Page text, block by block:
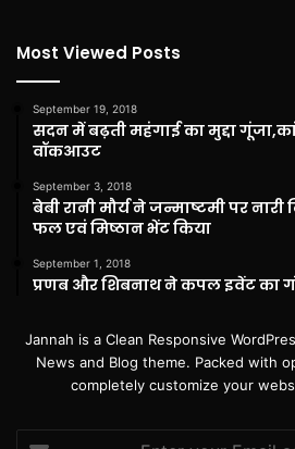
Most Viewed Posts
September 19, 2018
सदन में बढ़ती महंगाई का मुद्दा
वॉकआउट
September 3, 2018
बेबी रानी मौर्य ने जन्माष्टमी पर
फल एवं मिष्ठान भेंट किया
September 1, 2018
प्रणब और शिबनाथ ने कपल इवेंट का
Jannah is a Clean Responsive
News and Blog theme. Packed with
completely customize your